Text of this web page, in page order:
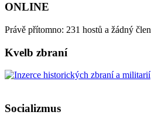
ONLINE
Právě přítomno: 231 hostů a žádný člen
Kvelb zbraní
Socializmus